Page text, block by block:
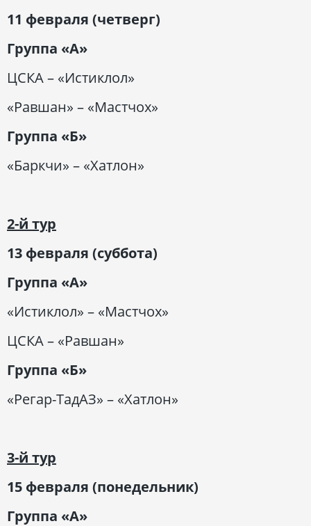
11 февраля (четверг)
Группа «А»
ЦСКА – «Истиклол»
«Равшан» – «Мастчох»
Группа «Б»
«Баркчи» – «Хатлон»
2-й тур
13 февраля (суббота)
Группа «А»
«Истиклол» – «Мастчох»
ЦСКА – «Равшан»
Группа «Б»
«Регар-ТадАЗ» – «Хатлон»
3-й тур
15 февраля (понедельник)
Группа «А»